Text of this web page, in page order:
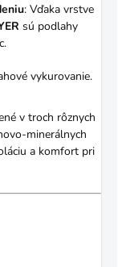
: Vďaka vrstve
sú podlahy
vykurovanie.
v troch rôznych
minerálnych
a komfort pri